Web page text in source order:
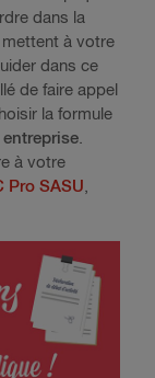
dans la
à votre
dans ce
de faire appel
la formule
entreprise.
à votre
Pro SASU,